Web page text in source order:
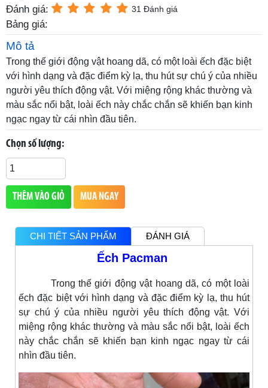
Đánh giá: 31 Đánh giá
Bảng giá:
Mô tả
Trong thế giới động vật hoang dã, có một loài ếch đặc biệt
với hình dạng và đặc điểm kỳ lạ, thu hút sự chú ý của nhiều
người yêu thích động vật. Với miệng rộng khác thường và
màu sắc nổi bật, loài ếch này chắc chắn sẽ khiến bạn kinh
ngạc ngay từ cái nhìn đầu tiên.
Chọn số lượng:
THÊM VÀO GIỎ MUA NGAY
CHI TIẾT SẢN PHẨM ĐÁNH GIÁ
Ếch Pacman
Trong thế giới động vật hoang dã, có một loài
ếch đặc biệt với hình dạng và đặc điểm kỳ lạ, thu hút
sự chú ý của nhiều người yêu thích động vật. Với
miệng rộng khác thường và màu sắc nổi bật, loài ếch
này chắc chắn sẽ khiến bạn kinh ngạc ngay từ cái
nhìn đầu tiên.